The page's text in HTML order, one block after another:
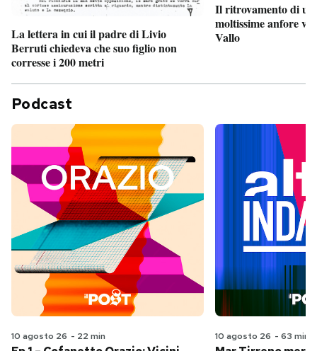
La lettera in cui il padre di Livio
Berruti chiedeva che suo figlio non
corresse i 200 metri
Il ritrovamento di
moltissime anfore
Vallo
Podcast
10 agosto 26 - 22 min 10 agosto 26 - 63 min